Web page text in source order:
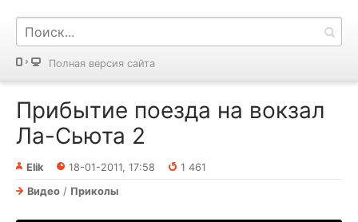
Полная версия сайта
Прибытие поезда на вокзал
Ла-Сьюта 2
Elik 18-01-2011, 17:58
1 461
Видео / Приколы